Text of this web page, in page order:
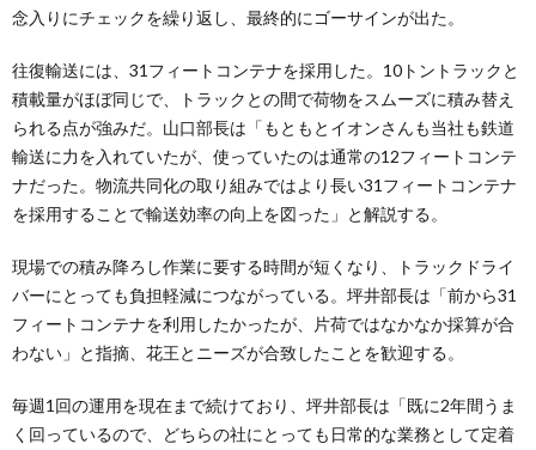
念入りにチェックを繰り返し、最終的にゴーサインが出た。
往復輸送には、31フィートコンテナを採用した。10トントラックと
積載量がほぼ同じで、トラックとの間で荷物をスムーズに積み替え
られる点が強みだ。山口部長は「もともとイオンさんも当社も鉄道
輸送に力を入れていたが、使っていたのは通常の12フィートコンテ
ナだった。物流共同化の取り組みではより長い31フィートコンテナ
を採用することで輸送効率の向上を図った」と解説する。
現場での積み降ろし作業に要する時間が短くなり、トラックドライ
バーにとっても負担軽減につながっている。坪井部長は「前から31
フィートコンテナを利用したかったが、片荷ではなかなか採算が合
わない」と指摘、花王とニーズが合致したことを歓迎する。
毎週1回の運用を現在まで続けており、坪井部長は「既に2年間うま
く回っているので、どちらの社にとっても日常的な業務として定着